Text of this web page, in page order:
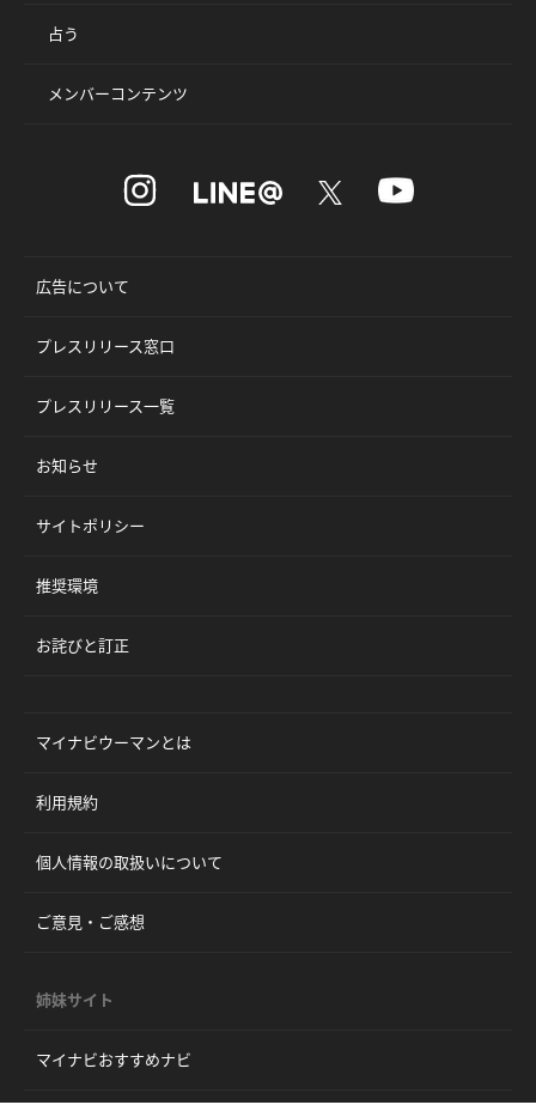
占う
メンバーコンテンツ
広告について
プレスリリース窓口
プレスリリース一覧
お知らせ
サイトポリシー
推奨環境
お詫びと訂正
マイナビウーマンとは
利用規約
個人情報の取扱いについて
ご意見・ご感想
姉妹サイト
マイナビおすすめナビ